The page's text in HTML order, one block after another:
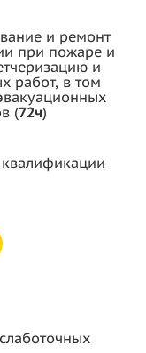
и ремонт
при пожаре и
и
работ, в том
(72ч)